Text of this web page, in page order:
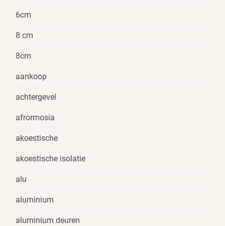
6cm
8 cm
8cm
aankoop
achtergevel
afrormosia
akoestische
akoestische isolatie
alu
aluminium
aluminium deuren